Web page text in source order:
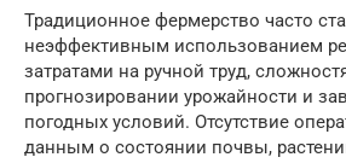
Традиционное фермерство часто
неэффективным использованием
затратами на ручной труд,
прогнозировании урожайности и
погодных условий. Отсутствие
данным о состоянии почвы,